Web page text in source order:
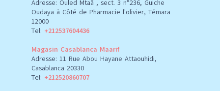
Adresse: Ouled Mtaâ , sect. 3 n°236, Guiche
Oudaya à Côté de Pharmacie l'olivier, Témara
12000
Tel: +212537604436
Magasin Casablanca Maarif
Adresse: 11 Rue Abou Hayane Attaouhidi,
Casablanca 20330
Tel: +212520860707